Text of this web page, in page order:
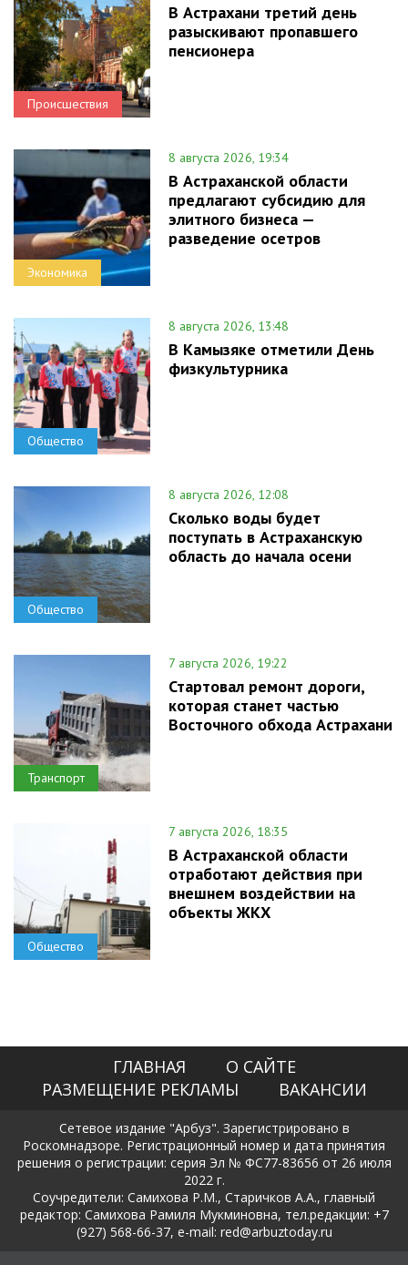
Происшествия
В Астрахани третий день
разыскивают пропавшего
пенсионера
Экономика
8 августа 2026, 19:34
В Астраханской области
предлагают субсидию для
элитного бизнеса —
разведение осетров
Общество
8 августа 2026, 13:48
В Камызяке отметили День
физкультурника
Общество
8 августа 2026, 12:08
Сколько воды будет
поступать в Астраханскую
область до начала осени
Транспорт
7 августа 2026, 19:22
Стартовал ремонт дороги,
которая станет частью
Восточного обхода Астрахани
Общество
7 августа 2026, 18:35
В Астраханской области
отработают действия при
внешнем воздействии на
объекты ЖКХ
ГЛАВНАЯ
О САЙТЕ
РАЗМЕЩЕНИЕ РЕКЛАМЫ
ВАКАНСИИ
Сетевое издание "Арбуз". Зарегистрировано в
Роскомнадзоре. Регистрационный номер и дата принятия
решения о регистрации: серия Эл № ФС77-83656 от 26 июля
2022 г.
Соучредители: Самихова Р.М., Старичков А.А., главный
редактор: Самихова Рамиля Мукминовна, тел.редакции: +7
(927) 568-66-37, e-mail: red@arbuztoday.ru